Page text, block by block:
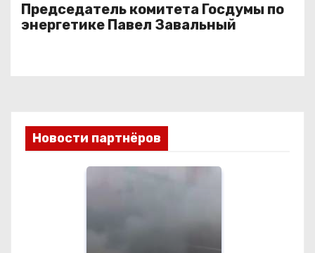
Председатель комитета Госдумы по
энергетике Павел Завальный
Новости партнёров